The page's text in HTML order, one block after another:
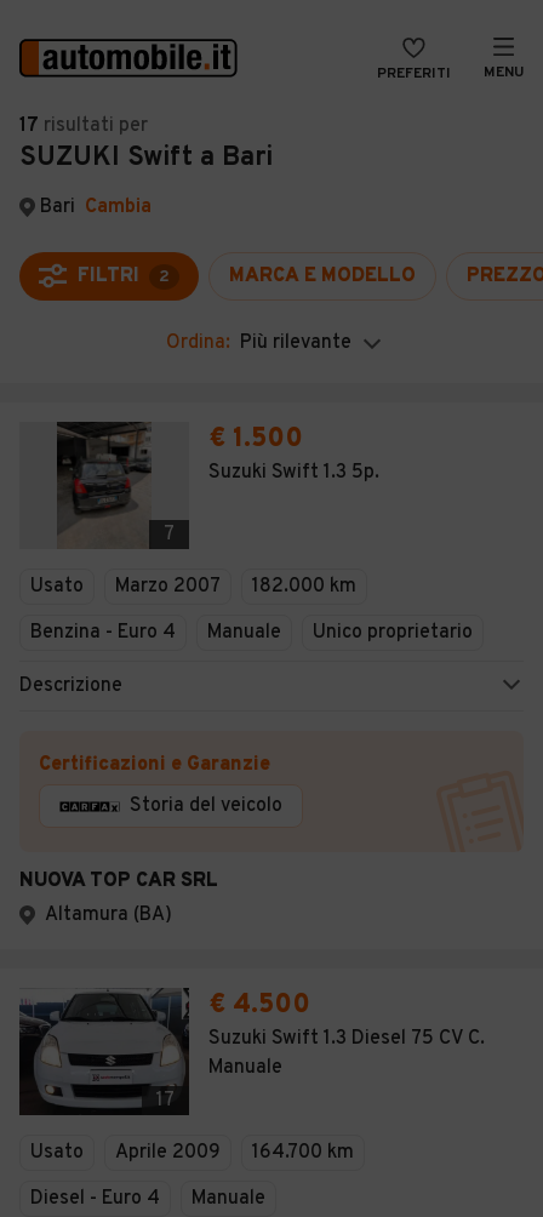
PREFERITI MENU
Auto
Auto usate
Auto Km 0
Auto Nuove
Noleggio a lungo termine
Moto
Camper
Veicoli Commerciali
VENDI
MAGAZINE
ACCEDI
17 risultati per
SUZUKI Swift a Bari
Bari Cambia
FILTRI 2 MARCA E MODELLO
Ordina: Più rilevante
7
€ 1.500
Suzuki Swift 1.3 5p.
Usato Marzo 2007
182.000 km
Benzina - Euro 4
Manuale Unico proprietario
Descrizione
Certificazioni e Garanzie
Storia del veicolo
NUOVA TOP CAR SRL
Altamura (BA)
17
€ 4.500
Suzuki Swift 1.3 Diesel 75 CV C.
Manuale
Usato Aprile 2009
164.700 km
Diesel - Euro 4
Manuale